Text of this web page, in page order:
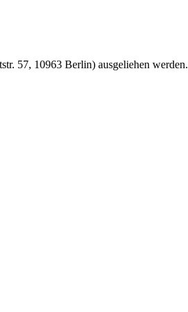
57, 10963 Berlin) ausgeliehen werden.